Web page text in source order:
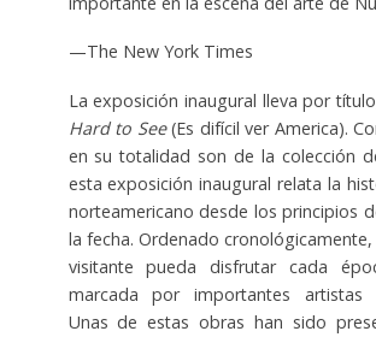
—The New York Times
La exposición inaugural lleva por
Hard to See(Es difícil ver America).
en su totalidad son de la colección
esta exposición inaugural relata la
norteamericano desde los principios
la fecha. Ordenado
visitante pueda disfrutar cada
marcada por importantes artistas
Unas de estas obras han sido